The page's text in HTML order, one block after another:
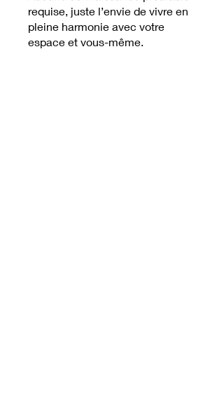
requise, juste l’envie de vivre en
pleine harmonie avec votre
espace et vous-même.